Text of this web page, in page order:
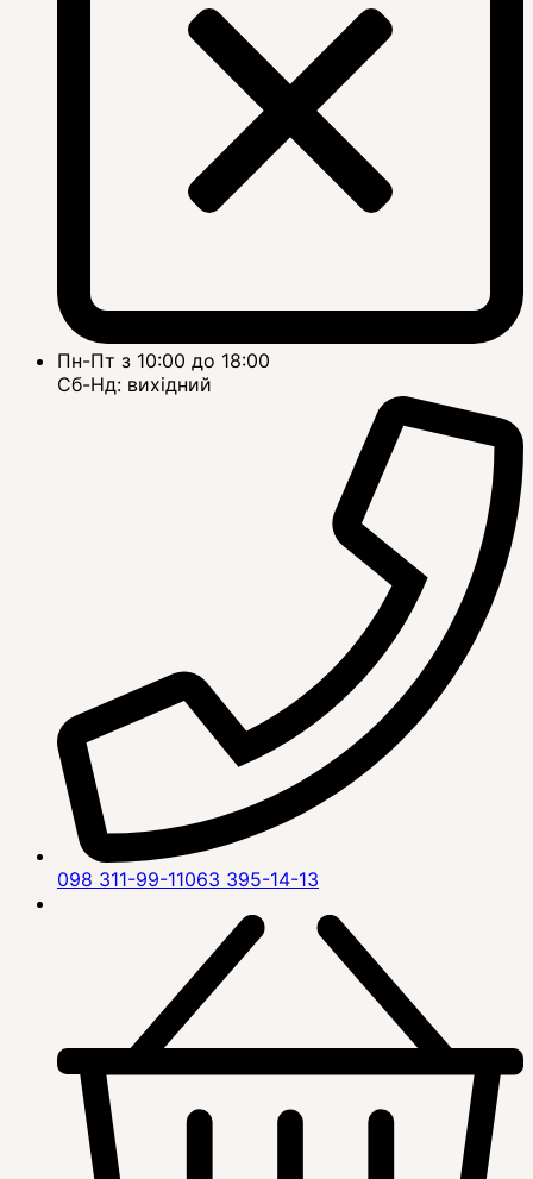
Пн-Пт з 10:00 до 18:00
Сб-Нд: вихідний
098 311-99-11063 395-14-13